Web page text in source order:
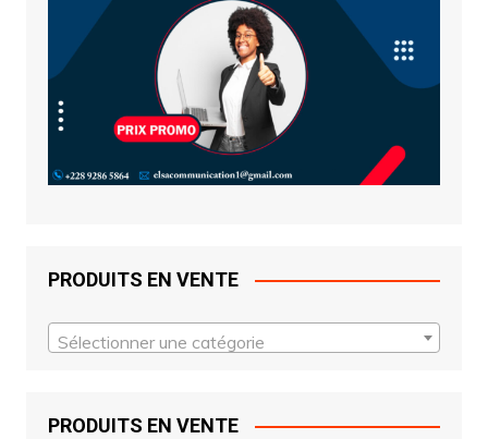
PRODUITS EN VENTE
Sélectionner une catégorie
PRODUITS EN VENTE